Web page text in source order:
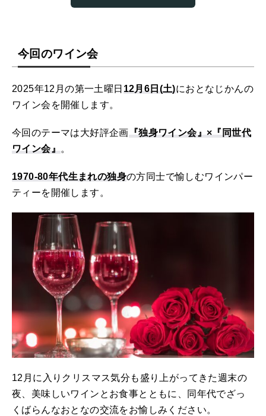
今回のワイン会
2025年12月の第一土曜日 12月6日(土)におとなじかんの
ワイン会を開催します。
今回のテーマは大好評企画『独身ワイン会』×『同世代
ワイン会』。
1970-80年代生まれの独身の方同士で愉しむワインパー
ティーを開催します。
12月に入りクリスマス気分も盛り上がってきた週末の
夜、美味しいワインとお食事とともに、同年代でざっ
くばらんなおとなの交流をお愉しみください。